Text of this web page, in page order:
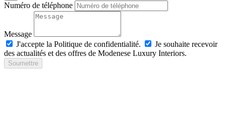
Numéro de téléphone
Message
J'accepte la Politique de confidentialité.
Je souhaite recevoir
des actualités et des offres de Modenese Luxury Interiors.
Soumettre